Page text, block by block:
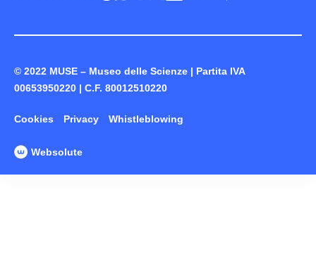
© 2022 MUSE – Museo delle Scienze | Partita IVA
00653950220 | C.F. 80012510220
Cookies Privacy Whistleblowing
Websolute